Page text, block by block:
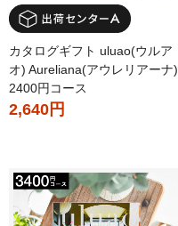
カタログギフト uluao(ウルア
オ) Aureliana(アウレリアーナ)
2400円コース
2,640円